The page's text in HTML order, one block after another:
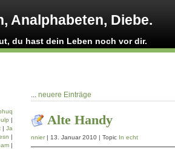
Analphabeten, Diebe.
du hast dein Leben noch vor dir.
... neuere Einträge
Alte Handy
nnier| 13. Januar 2010 | Topic In echt
|
| Ja
|
|